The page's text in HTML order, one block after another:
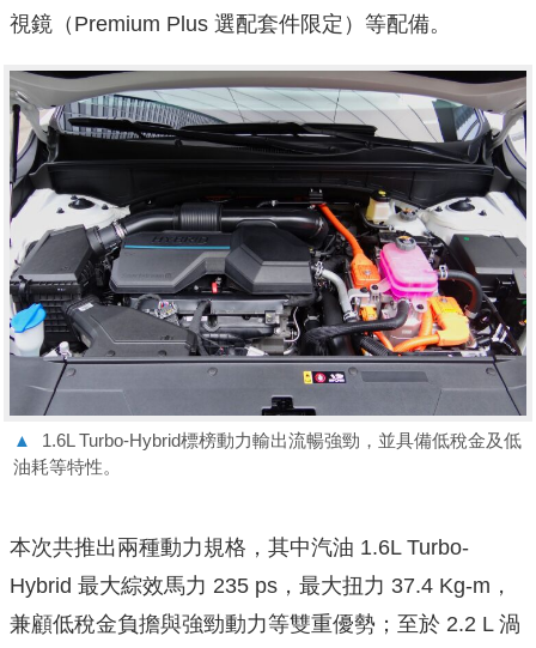
視鏡（Premium Plus 選配套件限定）等配備。
▲
1.6L Turbo-Hybrid標榜動力輸出流暢強勁，並具備低稅金及低
油耗等特性。
本次共推出兩種動力規格，其中汽油 1.6L Turbo-
Hybrid 最大綜效馬力 235 ps，最大扭力 37.4 Kg-m，
兼顧低稅金負擔與強勁動力等雙重優勢；至於 2.2 L 渦